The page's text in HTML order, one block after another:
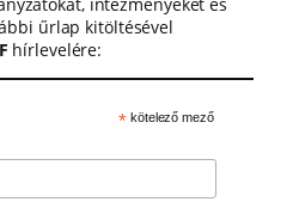
űrlap kitöltésével
hírlevelére:
* kötelező mező